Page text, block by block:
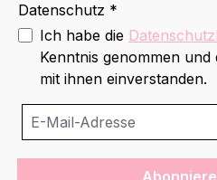
Datenschutz *
Ich habe die
Kenntnis genommen und
mit ihnen einverstanden.